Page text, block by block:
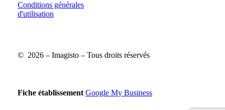
Conditions générales
d'utilisation
© 2026– Imagisto – Tous droits réservés
Fiche établissement Google My Business